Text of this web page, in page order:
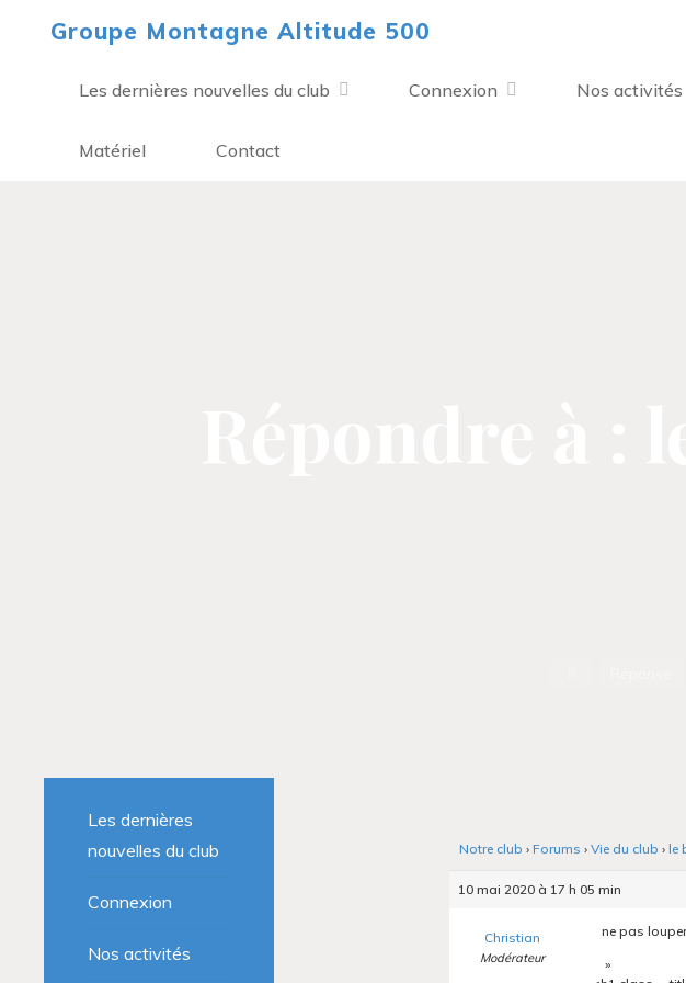
Groupe Montagne Altitude 500
Les dernières nouvelles du club Connexion Nos activités
Matériel Contact
Notre club › Forums › Vie du club › le
10 mai 2020 à 17 h 05 min
Christian
Modérateur
ne pas
»
Les dernières
nouvelles du club
Connexion
Nos activités